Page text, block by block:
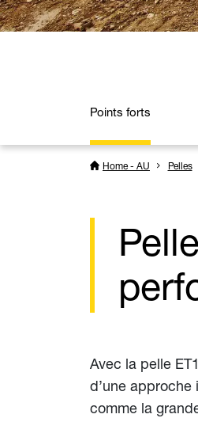
Points forts
Home - AU Pelles
Avec la pelle
d’une
comme la